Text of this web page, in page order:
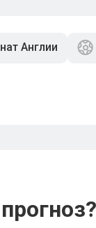
Англии